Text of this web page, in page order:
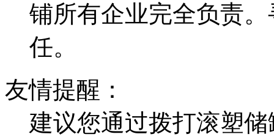
铺所有企业完全负责
任。
友情提醒：
建议您通过拨打滚塑